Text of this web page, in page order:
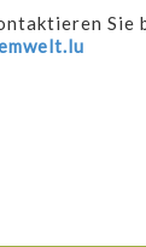
Sie